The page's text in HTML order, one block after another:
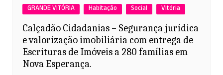
GRANDE VITÓRIA
Habitação Social Vitória
Calçadão Cidadanias – Segurança jurídica
e valorização imobiliária com entrega de
Escrituras de Imóveis a 280 famílias em
Nova Esperança.